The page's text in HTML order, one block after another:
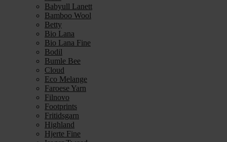
Babyull Lanett
Bamboo Wool
Betty
Bio Lana
Bio Lana Fine
Bodil
Bumle Bee
Cloud
Eco Melange
Faroese Yarn
Filnovo
Footprints
Fritidsgarn
Highland
Hjerte Fine